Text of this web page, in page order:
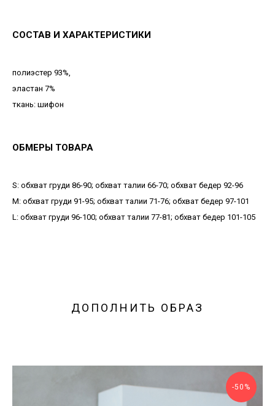
СОСТАВ И ХАРАКТЕРИСТИКИ
полиэстер 93%,
эластан 7%
ткань: шифон
ОБМЕРЫ ТОВАРА
S: обхват груди 86-90; обхват талии 66-70; обхват бедер 92-96
М: обхват груди 91-95; обхват талии 71-76; обхват бедер 97-101
L: обхват груди 96-100; обхват талии 77-81; обхват бедер 101-105
ДОПОЛНИТЬ ОБРАЗ
-50%